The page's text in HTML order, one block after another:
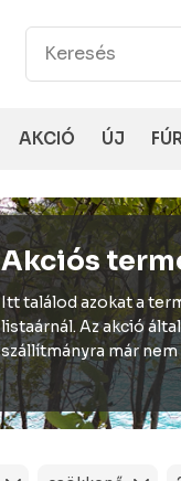
AKCIÓ ÚJ
Akciós
Itt találod azokat a
listaárnál. Az akció
szállítmányra már